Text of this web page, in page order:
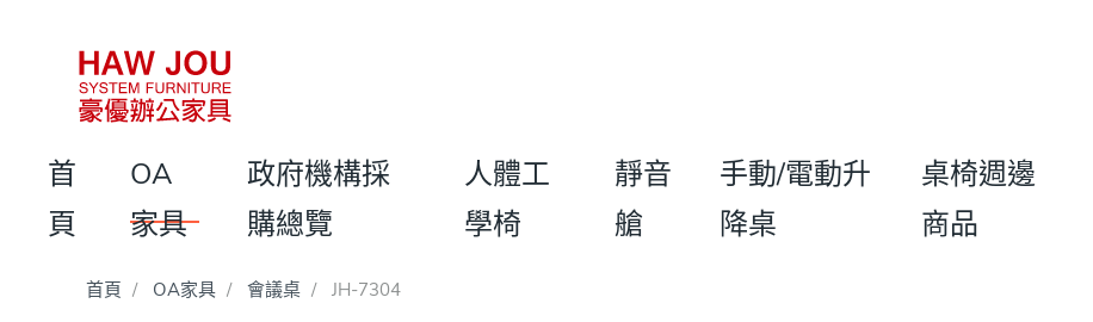
首
頁
OA
家具
政府機構採
購總覽
人體工
學椅
靜音
艙
手動/電動升
降桌
桌椅週邊
商品
首頁 OA家具 會議桌 JH-7304